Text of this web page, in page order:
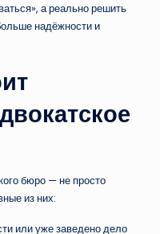
а реально решить
надёжности и
бюро — не просто
из них:
или уже заведено дело